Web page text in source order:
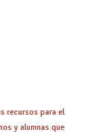
recursos para el
y alumnas que